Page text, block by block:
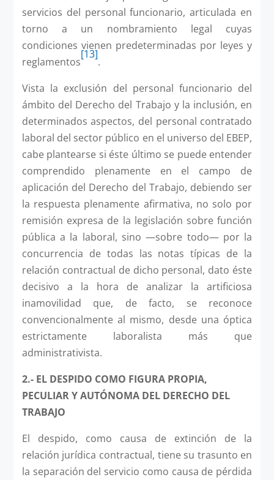
servicios del personal funcionario, articulada en
torno a un nombramiento legal cuyas
condiciones vienen predeterminadas por leyes y
reglamentos
[13]
.
Vista la exclusión del personal funcionario del
ámbito del Derecho del Trabajo y la inclusión, en
determinados aspectos, del personal contratado
laboral del sector público en el universo del EBEP,
cabe plantearse si éste último se puede entender
comprendido plenamente en el campo de
aplicación del Derecho del Trabajo, debiendo ser
la respuesta plenamente afirmativa, no solo por
remisión expresa de la legislación sobre función
pública a la laboral, sino —sobre todo— por la
concurrencia de todas las notas típicas de la
relación contractual de dicho personal, dato éste
decisivo a la hora de analizar la artificiosa
inamovilidad que, de facto, se reconoce
convencionalmente al mismo, desde una óptica
estrictamente laboralista más que
administrativista.
2.- EL DESPIDO COMO FIGURA PROPIA,
PECULIAR Y AUTÓNOMA DEL DERECHO DEL
TRABAJO
El despido, como causa de extinción de la
relación jurídica contractual, tiene su trasunto en
la separación del servicio como causa de pérdida